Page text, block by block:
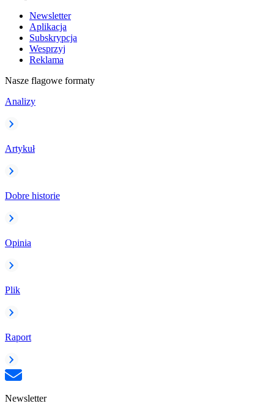
Newsletter
Aplikacja
Subskrypcja
Wesprzyj
Reklama
Nasze flagowe formaty
Analizy
Artykuł
Dobre historie
Opinia
Plik
Raport
Newsletter